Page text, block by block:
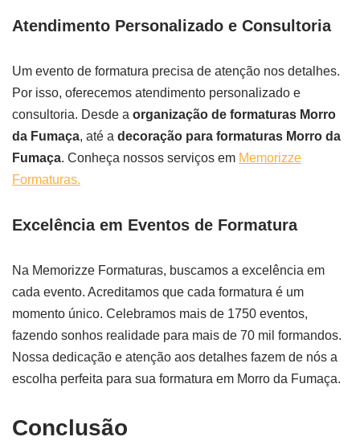
Atendimento Personalizado e Consultoria
Um evento de formatura precisa de atenção nos detalhes.
Por isso, oferecemos atendimento personalizado e
consultoria. Desde a organização de formaturas Morro
da Fumaça, até a decoração para formaturas Morro da
Fumaça. Conheça nossos serviços em Memorizze
Formaturas.
Excelência em Eventos de Formatura
Na Memorizze Formaturas, buscamos a excelência em
cada evento. Acreditamos que cada formatura é um
momento único. Celebramos mais de 1750 eventos,
fazendo sonhos realidade para mais de 70 mil formandos.
Nossa dedicação e atenção aos detalhes fazem de nós a
escolha perfeita para sua formatura em Morro da Fumaça.
Conclusão